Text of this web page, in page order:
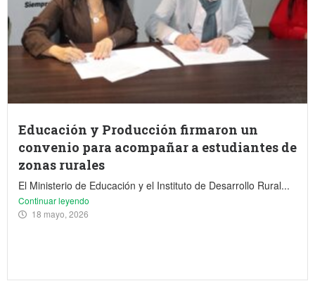
Educación y Producción firmaron un
convenio para acompañar a estudiantes de
zonas rurales
El Ministerio de Educación y el Instituto de Desarrollo Rural...
Continuar leyendo
18 mayo, 2026